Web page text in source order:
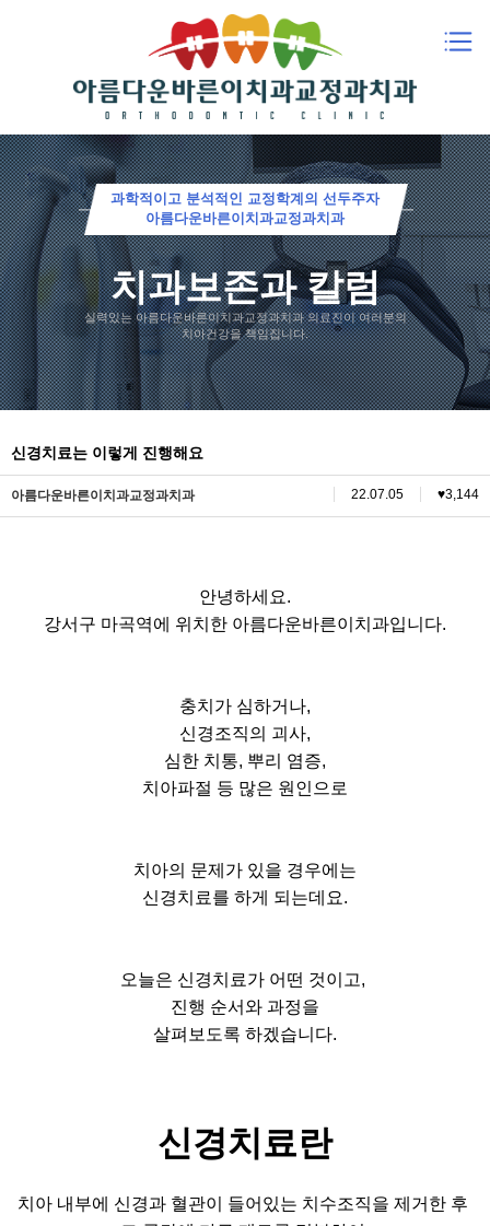
과학적이고 분석적인 교정학계의 선두주자
아름다운바른이치과교정과치과
치과보존과 칼럼
실력있는 아름다운바른이치과교정과치과 의료진이 여러분의
치아건강을 책임집니다.
신경치료는 이렇게 진행해요
아름다운바른이치과교정과치과 ♥3,144
22.07.05
안녕하세요.
강서구 마곡역에 위치한 아름다운바른이치과입니다.
충치가 심하거나,
신경조직의 괴사,
심한 치통, 뿌리 염증,
치아파절 등 많은 원인으로
치아의 문제가 있을 경우에는
신경치료를 하게 되는데요.
오늘은 신경치료가 어떤 것이고,
진행 순서와 과정을
살펴보도록 하겠습니다.
신경치료란
치아 내부에 신경과 혈관이 들어있는 치수조직을 제거한 후